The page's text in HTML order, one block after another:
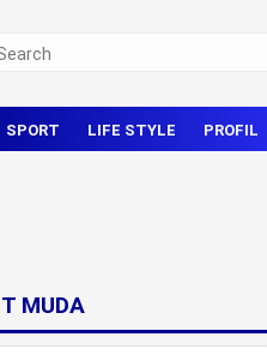
SPORT LIFE STYLE PROFIL
MUDA